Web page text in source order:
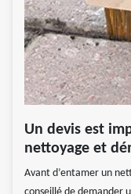
Un devis est
nettoyage et
Avant d’entamer un